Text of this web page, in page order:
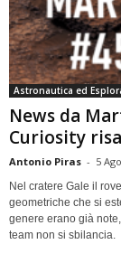
Astronautica ed
News da
Curiosity
Antonio Piras - 5
Nel cratere Gale il
geometriche che si
genere erano già
team non si sbilancia.